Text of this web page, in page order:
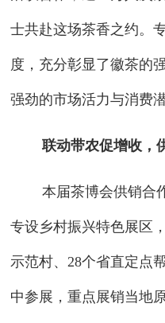
士共赴这场茶香之约。
度，充分彰显了徽茶的
强劲的市场活力与消费潜
联动带农促增收，
本届茶博会供销合
专设乡村振兴特色展区
示范村、28个省直定点
中参展，重点展销当地